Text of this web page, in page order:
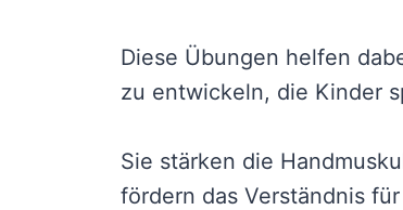
Diese Übungen helfen
zu entwickeln, die Kinder
Sie stärken die
fördern das Verständnis